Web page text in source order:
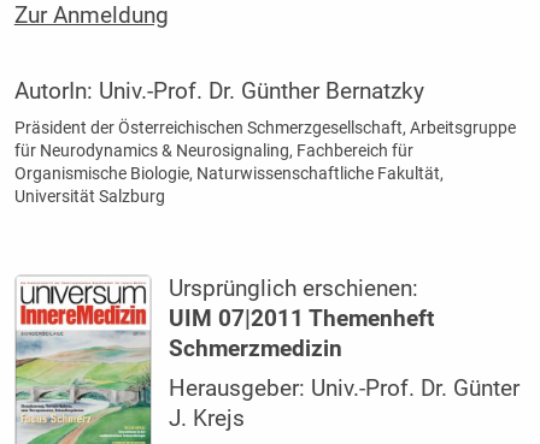
Zur Anmeldung
AutorIn: Univ.-Prof. Dr. Günther Bernatzky
Präsident der Österreichischen Schmerzgesellschaft, Arbeitsgruppe
für Neurodynamics & Neurosignaling, Fachbereich für
Organismische Biologie, Naturwissenschaftliche Fakultät,
Universität Salzburg
Ursprünglich erschienen:
UIM 07|2011 Themenheft
Schmerzmedizin
Herausgeber: Univ.-Prof. Dr. Günter
J. Krejs